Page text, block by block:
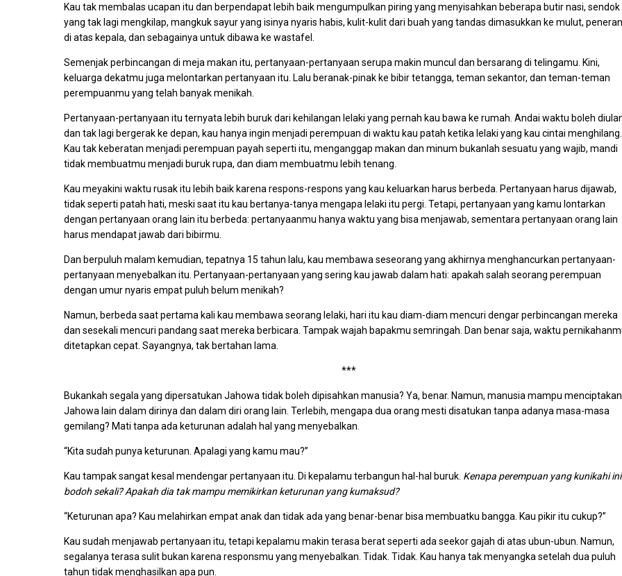
Kau tak membalas ucapan itu dan berpendapat lebih baik mengumpulkan piring yang menyisahkan beberapa butir nasi, sendok
yang tak lagi mengkilap, mangkuk sayur yang isinya nyaris habis, kulit-kulit dari buah yang tandas dimasukkan ke mulut,
di atas kepala, dan sebagainya untuk dibawa ke wastafel.
Semenjak perbincangan di meja makan itu, pertanyaan-pertanyaan serupa makin muncul dan bersarang di telingamu. Kini,
keluarga dekatmu juga melontarkan pertanyaan itu. Lalu beranak-pinak ke bibir tetangga, teman sekantor, dan teman-teman
perempuanmu yang telah banyak menikah.
Pertanyaan-pertanyaan itu ternyata lebih buruk dari kehilangan lelaki yang pernah kau bawa ke rumah. Andai waktu boleh
dan tak lagi bergerak ke depan, kau hanya ingin menjadi perempuan di waktu kau patah ketika lelaki yang kau cintai menghilang.
Kau tak keberatan menjadi perempuan payah seperti itu, menganggap makan dan minum bukanlah sesuatu yang wajib, mandi
tidak membuatmu menjadi buruk rupa, dan diam membuatmu lebih tenang.
Kau meyakini waktu rusak itu lebih baik karena respons-respons yang kau keluarkan harus berbeda. Pertanyaan harus dijawab,
tidak seperti patah hati, meski saat itu kau bertanya-tanya mengapa lelaki itu pergi. Tetapi, pertanyaan yang kamu lontarkan
dengan pertanyaan orang lain itu berbeda: pertanyaanmu hanya waktu yang bisa menjawab, sementara pertanyaan orang lain
harus mendapat jawab dari bibirmu.
Dan berpuluh malam kemudian, tepatnya 15 tahun lalu, kau membawa seseorang yang akhirnya menghancurkan pertanyaan-
pertanyaan menyebalkan itu. Pertanyaan-pertanyaan yang sering kau jawab dalam hati: apakah salah seorang perempuan
dengan umur nyaris empat puluh belum menikah?
Namun, berbeda saat pertama kali kau membawa seorang lelaki, hari itu kau diam-diam mencuri dengar perbincangan mereka
dan sesekali mencuri pandang saat mereka berbicara. Tampak wajah bapakmu semringah. Dan benar saja, waktu
ditetapkan cepat. Sayangnya, tak bertahan lama.
***
Bukankah segala yang dipersatukan Jahowa tidak boleh dipisahkan manusia? Ya, benar. Namun, manusia mampu menciptakan
Jahowa lain dalam dirinya dan dalam diri orang lain. Terlebih, mengapa dua orang mesti disatukan tanpa adanya masa-masa
gemilang? Mati tanpa ada keturunan adalah hal yang menyebalkan.
“Kita sudah punya keturunan. Apalagi yang kamu mau?”
Kau tampak sangat kesal mendengar pertanyaan itu. Di kepalamu terbangun hal-hal buruk. Kenapa perempuan yang kunikahi ini
bodoh sekali? Apakah dia tak mampu memikirkan keturunan yang kumaksud?
“Keturunan apa? Kau melahirkan empat anak dan tidak ada yang benar-benar bisa membuatku bangga. Kau pikir itu cukup?”
Kau sudah menjawab pertanyaan itu, tetapi kepalamu makin terasa berat seperti ada seekor gajah di atas ubun-ubun. Namun,
segalanya terasa sulit bukan karena responsmu yang menyebalkan. Tidak. Tidak. Kau hanya tak menyangka setelah dua puluh
tahun tidak menghasilkan apa pun.